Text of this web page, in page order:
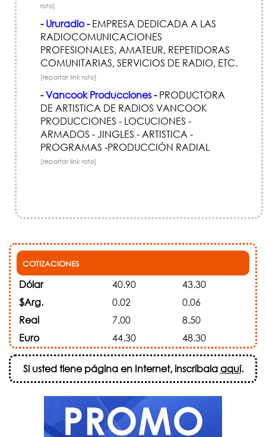
roto]
- Ururadio-EMPRESA DEDICADA A LAS
RADIOCOMUNICACIONES
PROFESIONALES, AMATEUR, REPETIDORAS
COMUNITARIAS, SERVICIOS DE RADIO, ETC.
[reportar link roto]
-Vancook Producciones-PRODUCTORA
DE ARTISTICA DE RADIOS VANCOOK
PRODUCCIONES - LOCUCIONES -
ARMADOS - JINGLES - ARTISTICA -
PROGRAMAS -PRODUCCIÓN RADIAL
[reportar link roto]
COTIZACIONES
Dólar 40.90
43.30
$Arg.
0.02
0.06
Real
7.00
8.50
Euro
44.30 48.30
Si usted tiene página en Internet, inscríbalaaquí.